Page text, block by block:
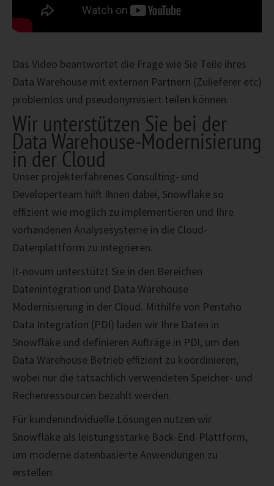
Das Video beantwortet die Frage wie Sie Teile ihres
Data Warehouse mit externen Partnern (Zulieferer etc)
problemlos und pseudonymisiert teilen können.
Wir unterstützen Sie bei der
Data Warehouse-Modernisierung
in der Cloud
Unser projekterfahrenes Consulting- und
Developerteam hilft Ihnen dabei, Snowflake so
effizient wie möglich zu implementieren und Ihre
vorhandenen Analysesysteme in die Cloud-
Datenplattform zu integrieren.
it-novum unterstützt Sie in den Bereichen
Datenintegration und Data Warehouse
Modernisierung in der Cloud. Mithilfe von Pentaho
Data Integration (PDI) laden wir Ihre Daten in
Snowflake und definieren Aufträge in PDI, um den
Data Warehouse Betrieb effizient zu koordinieren,
wobei nur die tatsächlich verwendeten Speicher- und
Rechenressourcen bezahlt werden.
Für kundenindividuelle Lösungen nutzen wir
Snowflake als leistungsstarke Back-End-Plattform,
um moderne datenbasierte Anwendungen zu
erstellen.